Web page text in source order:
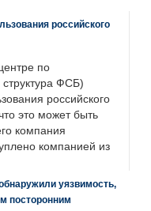
российского
по
ФСБ)
российского
это может быть
компания
компанией из
уязвимость,
посторонним